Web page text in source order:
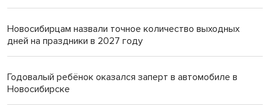
Новосибирцам назвали точное количество выходных
дней на праздники в 2027 году
Годовалый ребёнок оказался заперт в автомобиле в
Новосибирске